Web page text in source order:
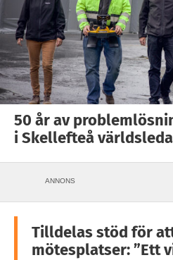
50 år av
i Skellefteå
ANNONS
Tilldelas stöd för
mötesplatser: ”Ett